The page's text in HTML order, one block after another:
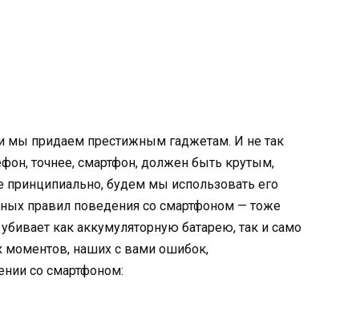
мы придаем престижным гаджетам. И не так
точнее, смартфон, должен быть крутым,
будем мы использовать его
правил поведения со смартфоном — тоже
как аккумуляторную батарею, так и само
моментов, наших с вами ошибок,
со смартфоном: